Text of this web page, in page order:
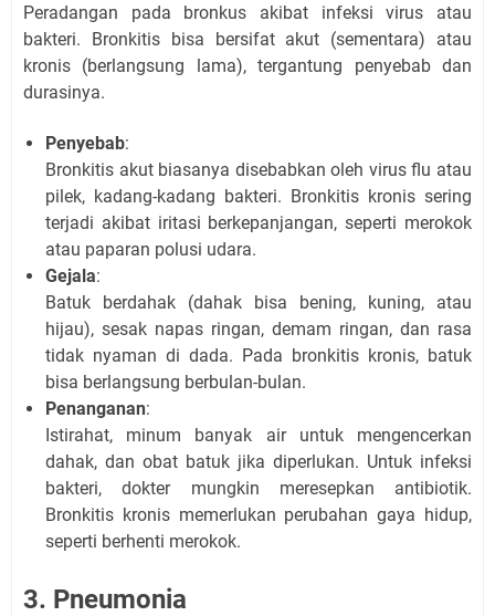
Peradangan pada bronkus akibat infeksi virus atau
bakteri. Bronkitis bisa bersifat akut (sementara) atau
kronis (berlangsung lama), tergantung penyebab dan
durasinya.
Penyebab:
Bronkitis akut biasanya disebabkan oleh virus flu atau
pilek, kadang-kadang bakteri. Bronkitis kronis sering
terjadi akibat iritasi berkepanjangan, seperti merokok
atau paparan polusi udara.
Gejala:
Batuk berdahak (dahak bisa bening, kuning, atau
hijau), sesak napas ringan, demam ringan, dan rasa
tidak nyaman di dada. Pada bronkitis kronis, batuk
bisa berlangsung berbulan-bulan.
Penanganan:
Istirahat, minum banyak air untuk mengencerkan
dahak, dan obat batuk jika diperlukan. Untuk infeksi
bakteri, dokter mungkin meresepkan antibiotik.
Bronkitis kronis memerlukan perubahan gaya hidup,
seperti berhenti merokok.
3. Pneumonia